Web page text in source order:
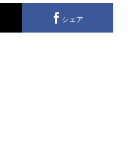
シェア